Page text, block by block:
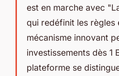
est en marche avec
qui redéfinit les règles
mécanisme innovant
investissements dès 1
plateforme se